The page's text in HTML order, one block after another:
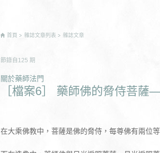
首頁 雜誌文章列表 雜誌文章
節錄自 125 期
關於藥師法門
［檔案6］ 藥師佛的脅侍菩
在大乘佛教中，菩薩是佛的脅侍，每尊佛有兩位